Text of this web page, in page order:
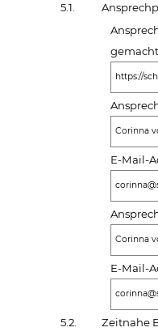
5.1.
https://
Corinna
E-Mail-
Corinna
E-Mail-
5.2. Zeitnahe